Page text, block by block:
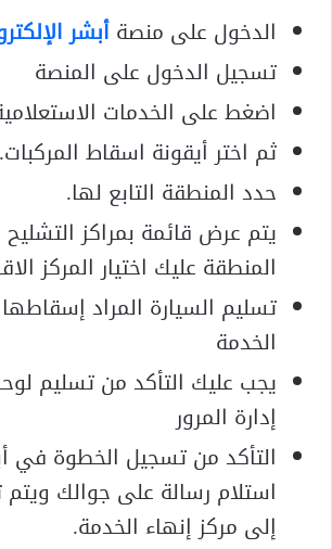
الدخول على منصةأبشر
تسجيل الدخول على المنصة
اضغط على الخدمات
ثم اختر أيقونة اسقاط المركبات.
حدد المنطقة التابع لها.
يتم عرض قائمة بمراكز
المنطقة عليك اختيار المركز
تسليم السيارة المراد
الخدمة
يجب عليك التأكد من تسليم
إدارة المرور
التأكد من تسجيل الخطوة في
استلام رسالة على جوالك ويتم
إلى مركز إنهاء الخدمة.